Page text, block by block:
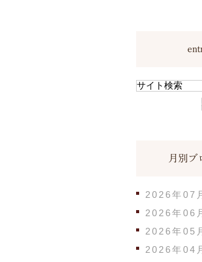
月別ブ
2026年07
2026年06
2026年05
2026年04